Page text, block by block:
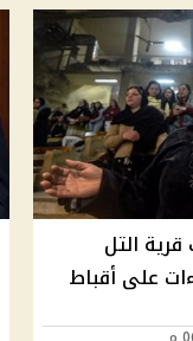
التل
على أقباط